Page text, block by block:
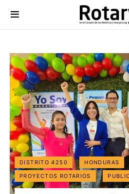
DISTRITO 4250
HONDURAS
PROYECTOS ROTARIOS